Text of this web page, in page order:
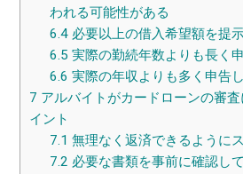
われる可能性がある
6.4 必要以上の借入希望額を提
6.5 実際の勤続年数よりも長く
6.6 実際の年収よりも多く申告
7 アルバイトがカードローンの審
イント
7.1 無理なく返済できるように
7.2 必要な書類を事前に確認し